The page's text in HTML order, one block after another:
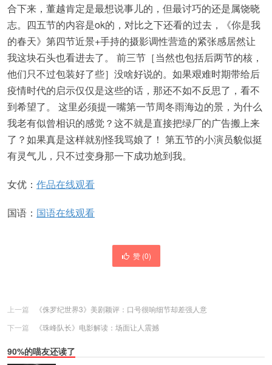
合下来，董越肯定是最想说事儿的，但最讨巧的还是属饶晓
志。四五节的内容是ok的，对比之下还看的过去，《你是我
的春天》第四节近景+手持的摄影调性营造的紧张感居然让
我这块石头也看进去了。 前三节［当然也包括后两节的核，
他们只不过包装好了些］没啥好说的。如果艰难时期带给后
疫情时代的启示仅仅是这些的话，那还不如不反思了，看不
到希望了。 这里必须提一嘴第一节周冬雨海边的景，为什么
我老有似曾相识的感觉？这不就是直接把绿厂的广告搬上来
了？如果真是这样就别怪我骂娘了！ 第五节的小演员貌似挺
有灵气儿，只不过变身那一下成功尬到我。
女优： 作品在线观看
国语： 国语在线观看
赞 (0)
上一篇
《侏罗纪世界3》美剧颖评：口号很响细节却差强人意
下一篇
《珠峰队长》电影解读：场面让人震撼
90%的喵友还读了